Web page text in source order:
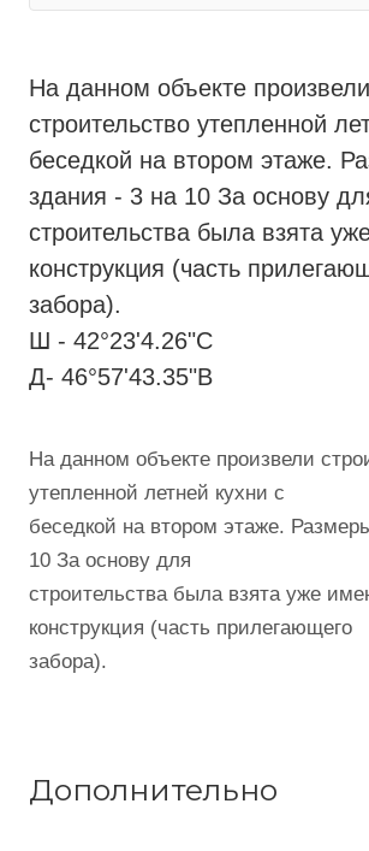
На данном объекте произвели
строительство утепленной
беседкой на втором этаже.
здания - 3 на 10 За основу
строительства была взята
конструкция (часть
забора).
Ш - 42°23'4.26"С
Д- 46°57'43.35"В
На данном объекте произвели
утепленной летней кухни с
беседкой на втором этаже.
10 За основу для
строительства была взята уже
конструкция (часть прилегающего
забора).
Дополнительно